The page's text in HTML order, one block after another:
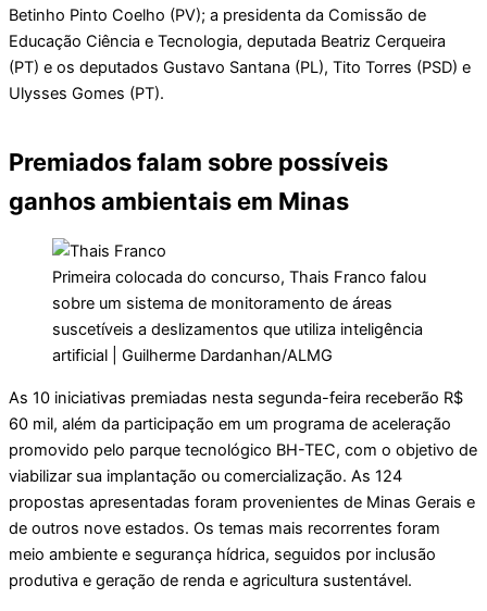
Betinho Pinto Coelho (PV); a presidenta da Comissão de
Educação Ciência e Tecnologia, deputada Beatriz Cerqueira
(PT) e os deputados Gustavo Santana (PL), Tito Torres (PSD) e
Ulysses Gomes (PT).
Premiados falam sobre possíveis
ganhos ambientais em Minas
Primeira colocada do concurso, Thais Franco falou
sobre um sistema de monitoramento de áreas
suscetíveis a deslizamentos que utiliza inteligência
artificial | Guilherme Dardanhan/ALMG
As 10 iniciativas premiadas nesta segunda-feira receberão R$
60 mil, além da participação em um programa de aceleração
promovido pelo parque tecnológico BH-TEC, com o objetivo de
viabilizar sua implantação ou comercialização. As 124
propostas apresentadas foram provenientes de Minas Gerais e
de outros nove estados. Os temas mais recorrentes foram
meio ambiente e segurança hídrica, seguidos por inclusão
produtiva e geração de renda e agricultura sustentável.